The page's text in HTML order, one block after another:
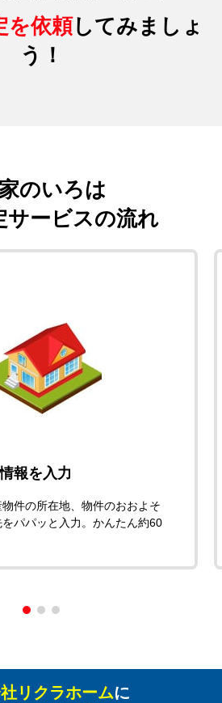
を依頼してみましょ
う！
のいろは
サービスの流れ
報を入力
件の所在地、物件のおおよそ
パパッと入力。かんたん約60
リクラホームに